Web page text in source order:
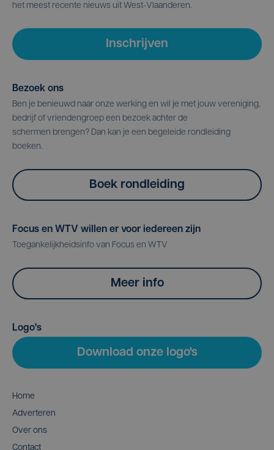
het meest recente nieuws uit West-Vlaanderen.
Inschrijven
Bezoek ons
Ben je benieuwd naar onze werking en wil je met jouw vereniging,
bedrijf of vriendengroep een bezoek achter de
schermen brengen? Dan kan je een begeleide rondleiding
boeken.
Boek rondleiding
Focus en WTV willen er voor iedereen zijn
Toegankelijkheidsinfo van Focus en WTV
Meer info
Logo's
Download onze logo's
Home
Adverteren
Over ons
Contact